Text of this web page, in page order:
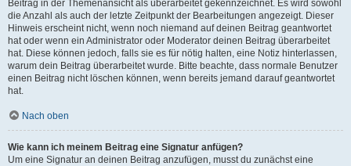
Beitrag in der Themenansicht als überarbeitet gekennzeichnet. Es wird sowohl
die Anzahl als auch der letzte Zeitpunkt der Bearbeitungen angezeigt. Dieser
Hinweis erscheint nicht, wenn noch niemand auf deinen Beitrag geantwortet
hat oder wenn ein Administrator oder Moderator deinen Beitrag überarbeitet
hat. Diese können jedoch, falls sie es für nötig halten, eine Notiz hinterlassen,
warum dein Beitrag überarbeitet wurde. Bitte beachte, dass normale Benutzer
einen Beitrag nicht löschen können, wenn bereits jemand darauf geantwortet
hat.
Nach oben
Wie kann ich meinem Beitrag eine Signatur anfügen?
Um eine Signatur an deinen Beitrag anzufügen, musst du zunächst eine